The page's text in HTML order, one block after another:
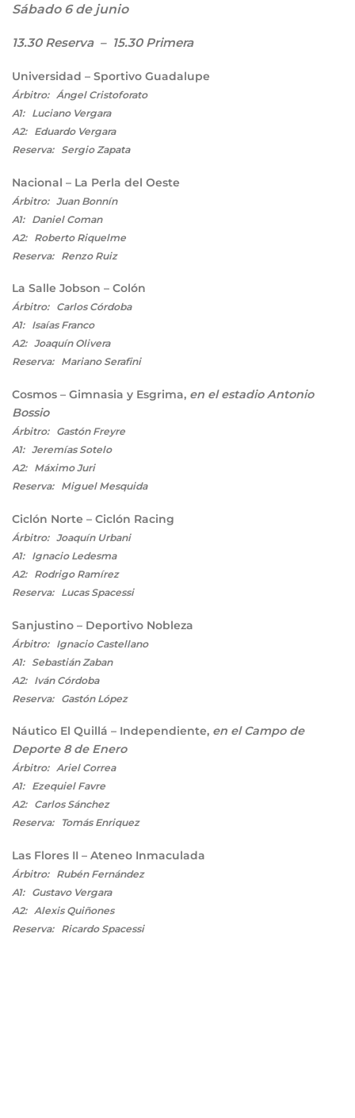
Sábado 6 de junio
13.30 Reserva – 15.30 Primera
Universidad – Sportivo Guadalupe
Árbitro: Ángel Cristoforato
A1: Luciano Vergara
A2: Eduardo Vergara
Reserva: Sergio Zapata
Nacional – La Perla del Oeste
Árbitro: Juan Bonnín
A1: Daniel Coman
A2: Roberto Riquelme
Reserva: Renzo Ruiz
La Salle Jobson – Colón
Árbitro: Carlos Córdoba
A1: Isaías Franco
A2: Joaquín Olivera
Reserva: Mariano Serafini
Cosmos – Gimnasia y Esgrima, en el estadio Antonio
Bossio
Árbitro: Gastón Freyre
A1: Jeremías Sotelo
A2: Máximo Juri
Reserva: Miguel Mesquida
Ciclón Norte – Ciclón Racing
Árbitro: Joaquín Urbani
A1: Ignacio Ledesma
A2: Rodrigo Ramírez
Reserva: Lucas Spacessi
Sanjustino – Deportivo Nobleza
Árbitro: Ignacio Castellano
A1: Sebastián Zaban
A2: Iván Córdoba
Reserva: Gastón López
Náutico El Quillá – Independiente, en el Campo de
Deporte 8 de Enero
Árbitro: Ariel Correa
A1: Ezequiel Favre
A2: Carlos Sánchez
Reserva: Tomás Enriquez
Las Flores II – Ateneo Inmaculada
Árbitro: Rubén Fernández
A1: Gustavo Vergara
A2: Alexis Quiñones
Reserva: Ricardo Spacessi